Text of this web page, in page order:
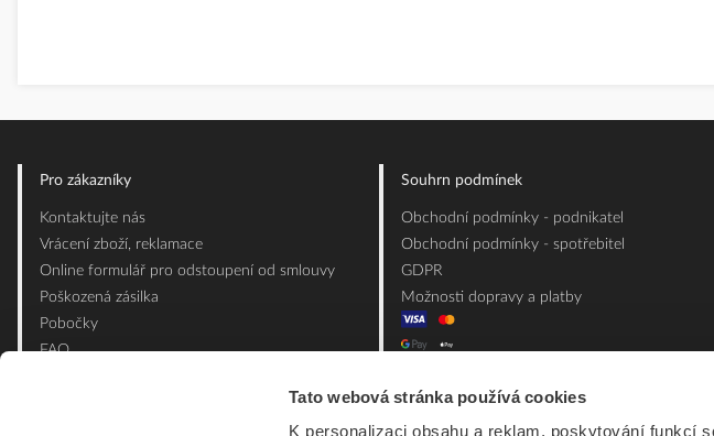
Tato webová stránka používá cookies
K personalizaci obsahu a reklam, poskytování funkcí
Pro zákazníky
Kontaktujte nás
Vrácení zboží, reklamace
Online formulář pro odstoupení od smlouvy
Poškozená zásilka
Pobočky
FAQ
Souhrn podmínek
Obchodní podmínky - podnikatel
Obchodní podmínky - spotřebitel
GDPR
Možnosti dopravy a platby